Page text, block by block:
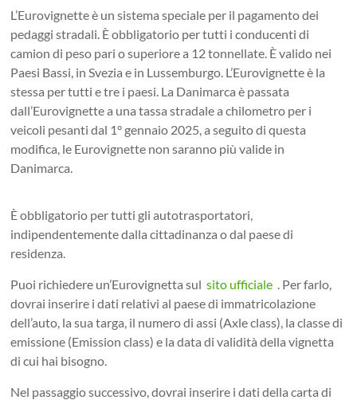
L’Eurovignette è un sistema speciale per il pagamento dei
pedaggi stradali. È obbligatorio per tutti i conducenti di
camion di peso pari o superiore a 12 tonnellate. È valido nei
Paesi Bassi, in Svezia e in Lussemburgo. L’Eurovignette è la
stessa per tutti e tre i paesi. La Danimarca è passata
dall’Eurovignette a una tassa stradale a chilometro per i
veicoli pesanti dal 1° gennaio 2025, a seguito di questa
modifica, le Eurovignette non saranno più valide in
Danimarca.
È obbligatorio per tutti gli autotrasportatori,
indipendentemente dalla cittadinanza o dal paese di
residenza.
Puoi richiedere un’Eurovignetta sulsito ufficiale . Per farlo,
dovrai inserire i dati relativi al paese di immatricolazione
dell’auto, la sua targa, il numero di assi (Axle class), la classe di
emissione (Emission class) e la data di validità della vignetta
di cui hai bisogno.
Nel passaggio successivo, dovrai inserire i dati della carta di